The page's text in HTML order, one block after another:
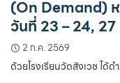
(On Demand)
วันที่ 23 – 24,
2 ก.ค. 2569
ด้วยโรงเรียนวัดสังเวช ได้